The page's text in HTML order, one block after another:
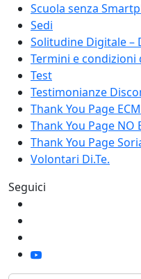
Scuola senza
Sedi
Solitudine Digitale –
Termini e condizioni
Test
Testimonianze
Thank You Page ECM
Thank You Page NO
Thank You Page
Volontari Di.Te.
Seguici